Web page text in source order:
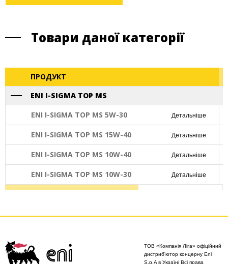
Товари даної категорії
ПРОДУКТ
ENI I-SIGMA TOP MS
ENI I-SIGMA TOP MS 5W-30
Детальніше
ENI I-SIGMA TOP MS 15W-40 Детальніше
ENI I-SIGMA TOP MS 10W-40 Детальніше
ENI I-SIGMA TOP MS 10W-30 Детальніше
ТОВ «Компанія Ліга» офіційний
дистриб'ютор концерну Eni
S.p.A в Україні Всі права